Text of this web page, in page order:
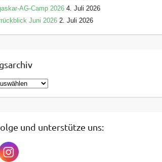
AG-Camp 2026 4. Juli 2026
Juni 2026 2. Juli 2026
und unterstütze uns: